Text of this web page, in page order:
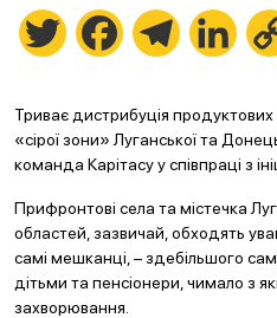
Twitter FacebookTelegram
Триває дистрибуція
«сірої зони» Луганської та
команда Карітасу у співпраці з
Прифронтові села та містечка
областей, зазвичай, обходять
самі мешканці, – здебільшого
дітьми та пенсіонери, чимало з
захворювання.